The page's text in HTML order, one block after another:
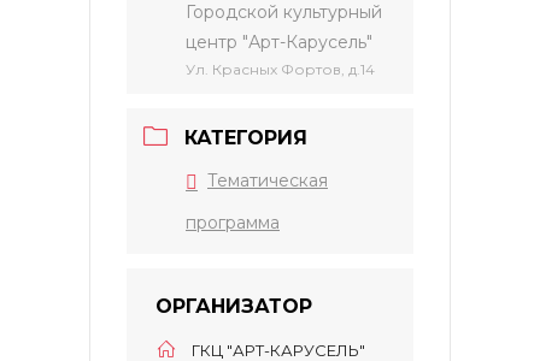
Городской культурный
центр "Арт-Карусель"
Ул. Красных Фортов, д.14
КАТЕГОРИЯ
Тематическая
программа
ОРГАНИЗАТОР
ГКЦ "АРТ-КАРУСЕЛЬ"